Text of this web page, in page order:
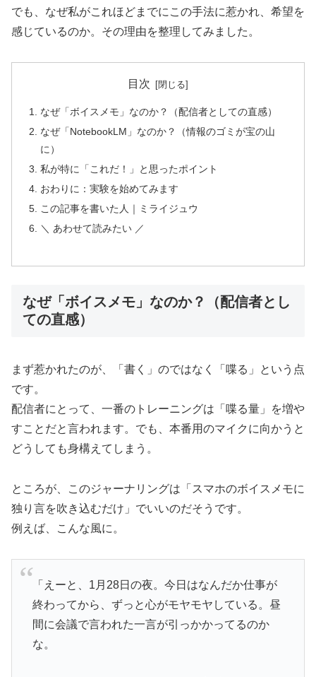
でも、なぜ私がこれほどまでにこの手法に惹かれ、希望を
感じているのか。その理由を整理してみました。
目次
なぜ「ボイスメモ」なのか？（配信者としての直感）
なぜ「NotebookLM」なのか？（情報のゴミが宝の山
に）
私が特に「これだ！」と思ったポイント
おわりに：実験を始めてみます
この記事を書いた人｜ミライジュウ
＼ あわせて読みたい ／
なぜ「ボイスメモ」なのか？（配信者とし
ての直感）
まず惹かれたのが、「書く」のではなく「喋る」という点
です。
配信者にとって、一番のトレーニングは「喋る量」を増や
すことだと言われます。でも、本番用のマイクに向かうと
どうしても身構えてしまう。
ところが、このジャーナリングは「スマホのボイスメモに
独り言を吹き込むだけ」でいいのだそうです。
例えば、こんな風に。
「えーと、1月28日の夜。今日はなんだか仕事が
終わってから、ずっと心がモヤモヤしている。昼
間に会議で言われた一言が引っかかってるのか
な。